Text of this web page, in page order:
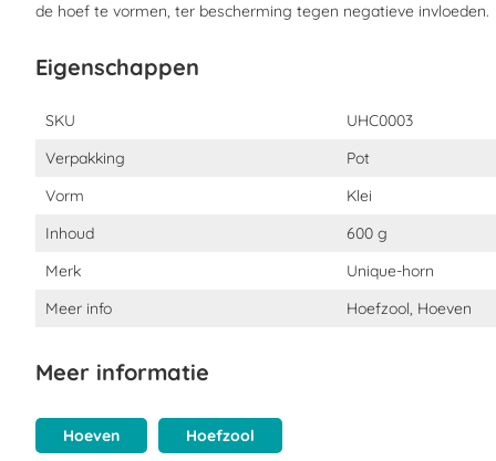
Bij gebruik van Unique-horn Natural Hoof Clay voor
Bewaren:buiten bereik van kinderen. In afgesloten verpakking
Wat zit er in Unique-horn Natural Hoof
Demiwater, diatomeeënaarde, Franse klei, zinkoxide, honing,
de hoef te vormen, ter bescherming tegen negatieve invloeden.
Eigenschappen
Eigenschappen
SKU
UHC0003
Verpakking
Pot
Vorm
Klei
Inhoud
600 g
Merk
Unique-horn
Meer info
Hoefzool, Hoeven
Meer informatie
Hoeven Hoefzool